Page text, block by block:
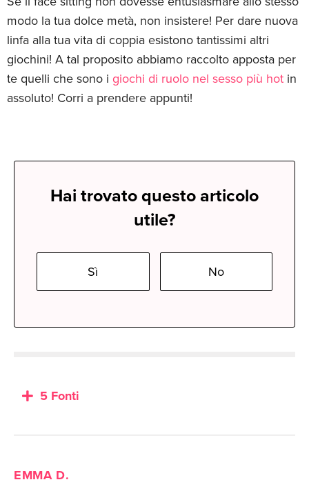
modo la tua dolce metà, non insistere! Per dare nuova
linfa alla tua vita di coppia esistono tantissimi altri
giochini! A tal proposito abbiamo raccolto apposta per
te quelli che sono i giochi di ruolo nel sesso più hot in
assoluto! Corri a prendere appunti!
Hai trovato questo articolo
utile?
Sì No
5 Fonti
EMMA D.